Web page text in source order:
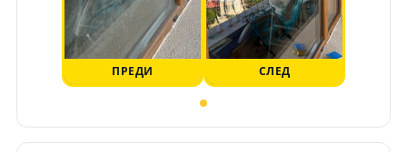
ПРЕДИ СЛЕД